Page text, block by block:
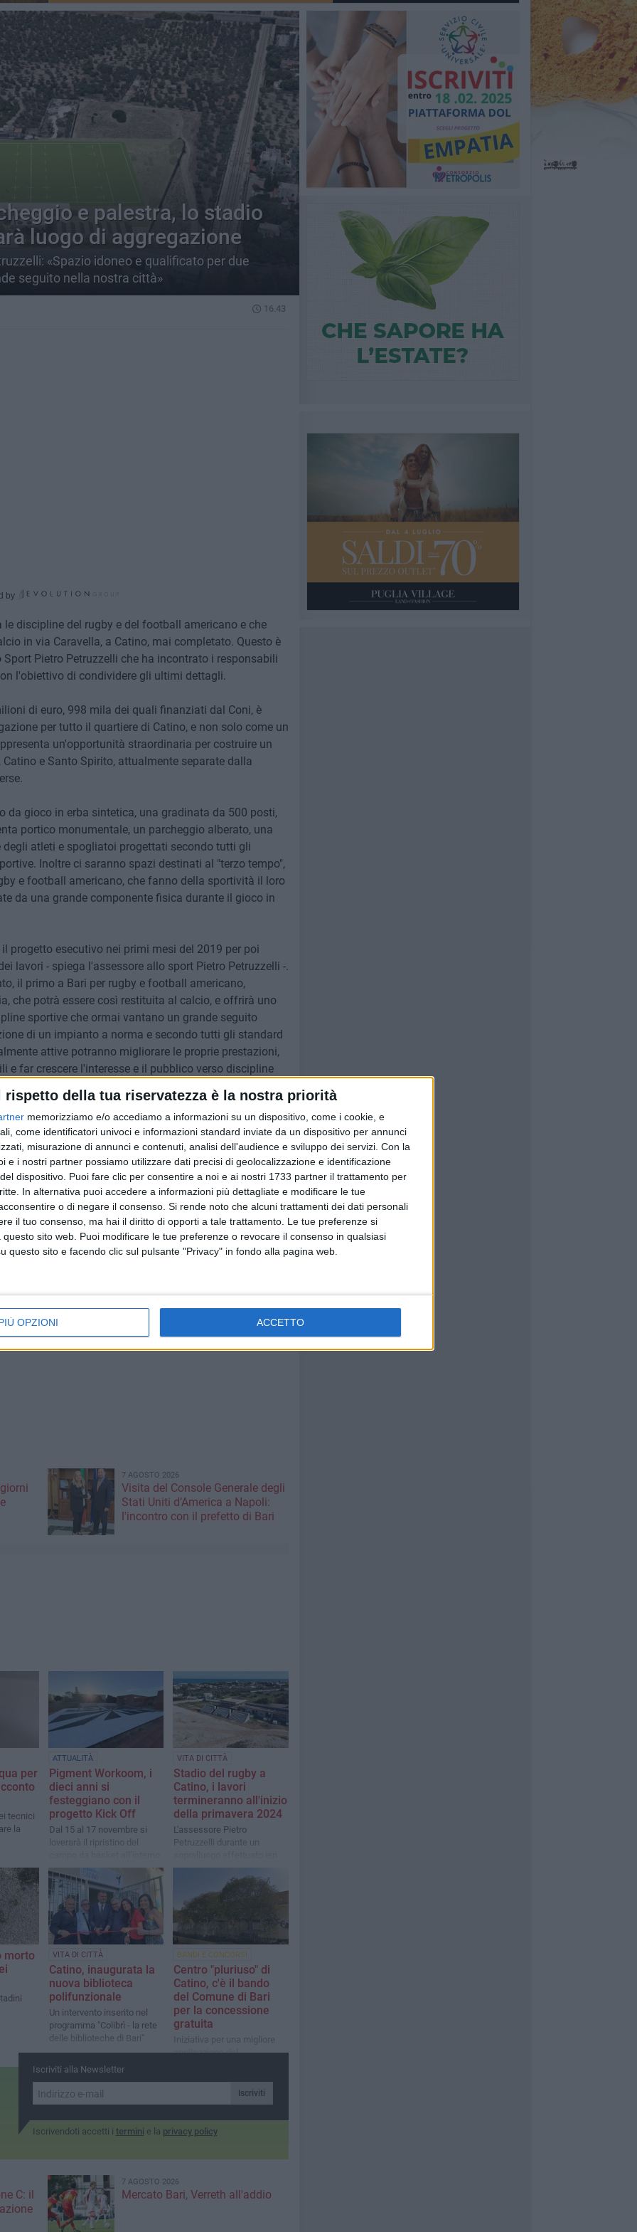
rispetto della tua riservatezza è la nostra priorità
memorizziamo e/o accediamo a informazioni su un dispositivo, come i cookie, e
come identificatori univoci e informazioni standard inviate da un dispositivo per annunci
misurazione di annunci e contenuti, analisi dell'audience e sviluppo dei servizi. Con la
e i nostri partner possiamo utilizzare dati precisi di geolocalizzazione e identificazione
dispositivo. Puoi fare clic per consentire a noi e ai nostri 1733 partner il trattamento per
In alternativa puoi accedere a informazioni più dettagliate e modificare le tue
o di negare il consenso. Si rende noto che alcuni trattamenti dei dati personali
il tuo consenso, ma hai il diritto di opporti a tale trattamento. Le tue preferenze si
sito web. Puoi modificare le tue preferenze o revocare il consenso in qualsiasi
questo sito e facendo clic sul pulsante "Privacy" in fondo alla pagina web.
OPZIONI ACCETTO
e palestra, lo stadio
luogo di aggregazione
«Spazio idoneo e qualificato per due
seguito nella nostra città»
16.43
by
discipline del rugby e del football americano e che
in via Caravella, a Catino, mai completato. Questo è
Pietro Petruzzelli che ha incontrato i responsabili
l'obiettivo di condividere gli ultimi dettagli.
di euro, 998 mila dei quali finanziati dal Coni, è
per tutto il quartiere di Catino, e non solo come un
un'opportunità straordinaria per costruire un
e Santo Spirito, attualmente separate dalla
da gioco in erba sintetica, una gradinata da 500 posti,
portico monumentale, un parcheggio alberato, una
atleti e spogliatoi progettati secondo tutti gli
Inoltre ci saranno spazi destinati al "terzo tempo",
e football americano, che fanno della sportività il loro
da una grande componente fisica durante il gioco in
progetto esecutivo nei primi mesi del 2019 per poi
lavori - spiega l'assessore allo sport Pietro Petruzzelli -.
il primo a Bari per rugby e football americano,
che potrà essere così restituita al calcio, e offrirà uno
sportive che ormai vantano un grande seguito
di un impianto a norma e secondo tutti gli standard
attive potranno migliorare le proprie prestazioni,
e far crescere l'interesse e il pubblico verso discipline
Bari potrà proporsi a ragion veduta come sede di
tutti gli effetti, motore di turismo e indotto economico
dello scorso anno, all'Arena della Vittoria, con la
del torneo Sei nazioni di rugby sia l'esempio di come
importante».
7 AGOSTO 2026
Visita del Console Generale degli
Stati Uniti d’America a Napoli:
l'incontro con il prefetto di Bari
per
tecnici
la
ATTUALITÀ
Pigment Workoom, i
dieci anni si
festeggiano con il
progetto Kick Off
Dal 15 al 17 novembre si
loverarà il ripristino del
dell’Accademia del Cinema
Ragazzi di San Pio
VITA DI CITTÀ
Stadio del rugby a
Catino, i lavori
termineranno all'inizio
della primavera 2024
L'assessore Pietro
Petruzzelli durante un
mattina: «Il
cronoprogramma senza
intoppi»
morto
VITA DI CITTÀ
Catino, inaugurata la
nuova biblioteca
polifunzionale
Un intervento inserito nel
programma "Colibrì - la rete
delle biblioteche di Bari"
BANDI E CONCORSI
Centro "pluriuso" di
Catino, c'è il bando
del Comune di Bari
per la concessione
gratuita
Iniziativa per una migliore
applicazione del
amministrazione
Iscriviti alla Newsletter
Iscriviti
Iscrivendoti accetti i termini e la privacy policy
C: il
7 AGOSTO 2026
Mercato Bari, Verreth all'addio